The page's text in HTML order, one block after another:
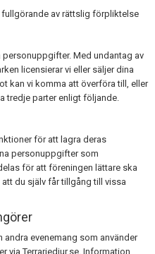
av rättslig förpliktelse
Med undantag av
licensierar vi eller säljer dina
kan vi komma att överföra till, eller
tredje parter enligt följande.
för att lagra deras
personuppgifter som
för att föreningen lättare ska
du själv får tillgång till vissa
andra evenemang som använder
via Terrariedjur.se. Information